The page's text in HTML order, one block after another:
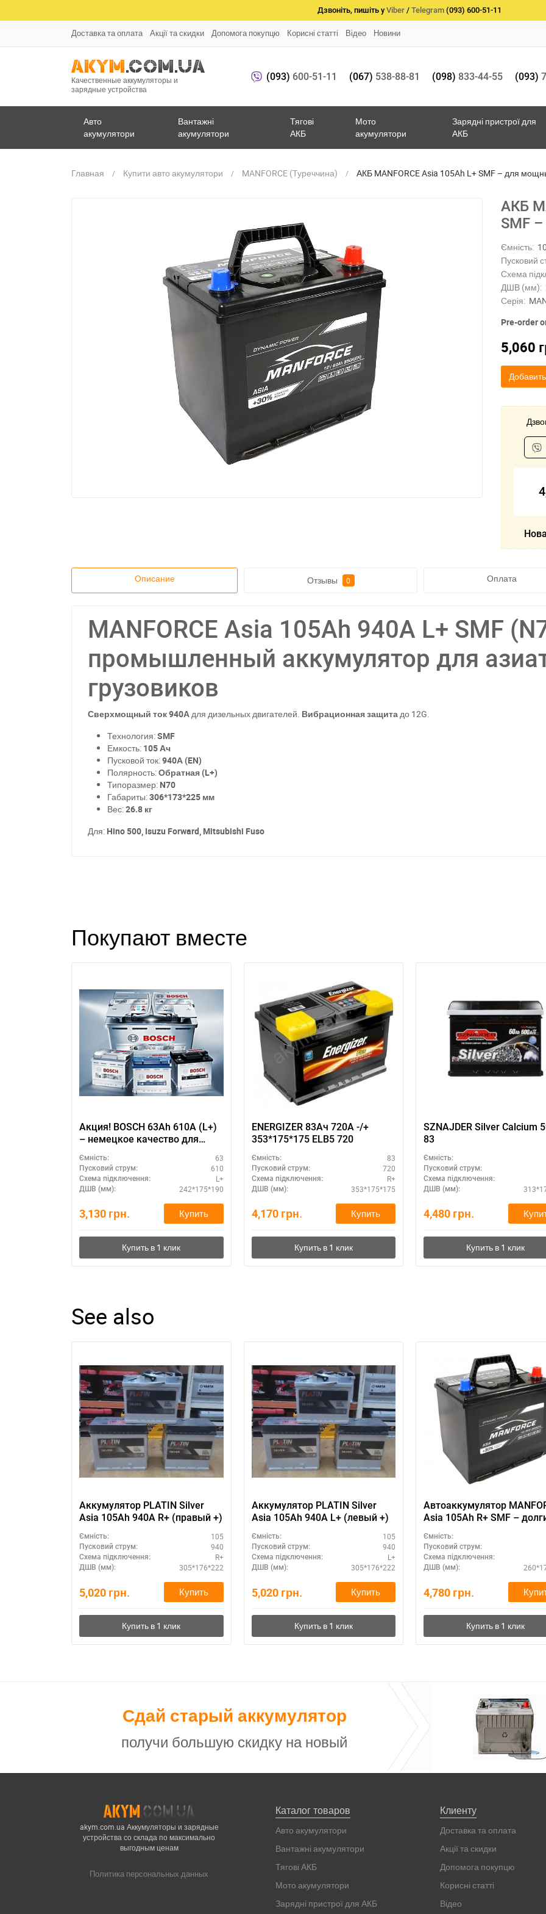
Дзвоніть, пишіть у Viber / Telegram (093) 600-51-11
Доставка та оплата Акції та скидки Допомога покупцю Корисні статті Відео Новини
Качественные аккумуляторы и
зарядные устройства
(093) 600-51-11 (067) 538-88-81 (098) 833-44-55 (093)
Авто
акумулятори
Вантажні
акумулятори
Тягові
АКБ
Мото
акумулятори
Зарядні пристрої для
АКБ
Главная Купити авто акумулятори MANFORCE (Туреччина) АКБ MANFORCE Asia 105Ah L+ SMF – для
АКБ
SMF
Ємність:
Пусковий
Схема
ДШВ (мм):
Серія:
Pre-order
5,060
Описание Отзывы 0 Оплата
MANFORCE Asia 105Ah 940A L+ SMF
промышленный аккумулятор для
грузовиков
Сверхмощный ток 940Адля дизельных двигателей. Вибрационная защитадо 12G.
Технология:SMF
Емкость: 105 Ач
Пусковой ток:940А (EN)
Полярность:Обратная (L+)
Типоразмер: N70
Габариты:306*173*225 мм
Вес:26.8 кг
Для: Hino 500, Isuzu Forward, Mitsubishi Fuso
Покупают вместе
Акция! BOSCH 63Ah 610A (L+)
– немецкое качество для
Ємність: 63
Пусковий струм: 610
Схема підключення: L+
ДШВ (мм): 242*175*190
3,130 грн. Купить
ENERGIZER 83Ач 720A -/+
353*175*175 ELB5 720
Ємність: 83
Пусковий струм: 720
Схема підключення: R+
ДШВ (мм): 353*175*175
4,170 грн. Купить
SZNAJDER Silver Calcium
83
Ємність:
Пусковий струм:
Схема підключення:
ДШВ (мм):
4,480 грн.
See also
Аккумулятор PLATIN Silver
Asia 105Ah 940A R+ (правый +)
Ємність: 105
Пусковий струм: 940
Схема підключення: R+
ДШВ (мм): 305*176*222
5,020 грн. Купить
Аккумулятор PLATIN Silver
Asia 105Ah 940A L+ (левый +)
Ємність: 105
Пусковий струм: 940
Схема підключення: L+
ДШВ (мм): 305*176*222
5,020 грн. Купить
Автоаккумулятор
Asia 105Ah R+ SMF –
срок службы
Ємність:
Пусковий струм:
Схема підключення:
ДШВ (мм):
4,780 грн.
Сдай старый аккумулятор
получи большую скидку на новый
akym.com.ua Аккумуляторы и зарядные
устройства со склада по максимально
выгодным ценам
Политика персональных данных
Каталог товаров
Авто акумулятори
Вантажні акумулятори
Тягові АКБ
Мото акумулятори
Зарядні пристрої для АКБ
Клиенту
Доставка та оплата
Акції та скидки
Допомога покупцю
Корисні статті
Відео
Написати в Viber